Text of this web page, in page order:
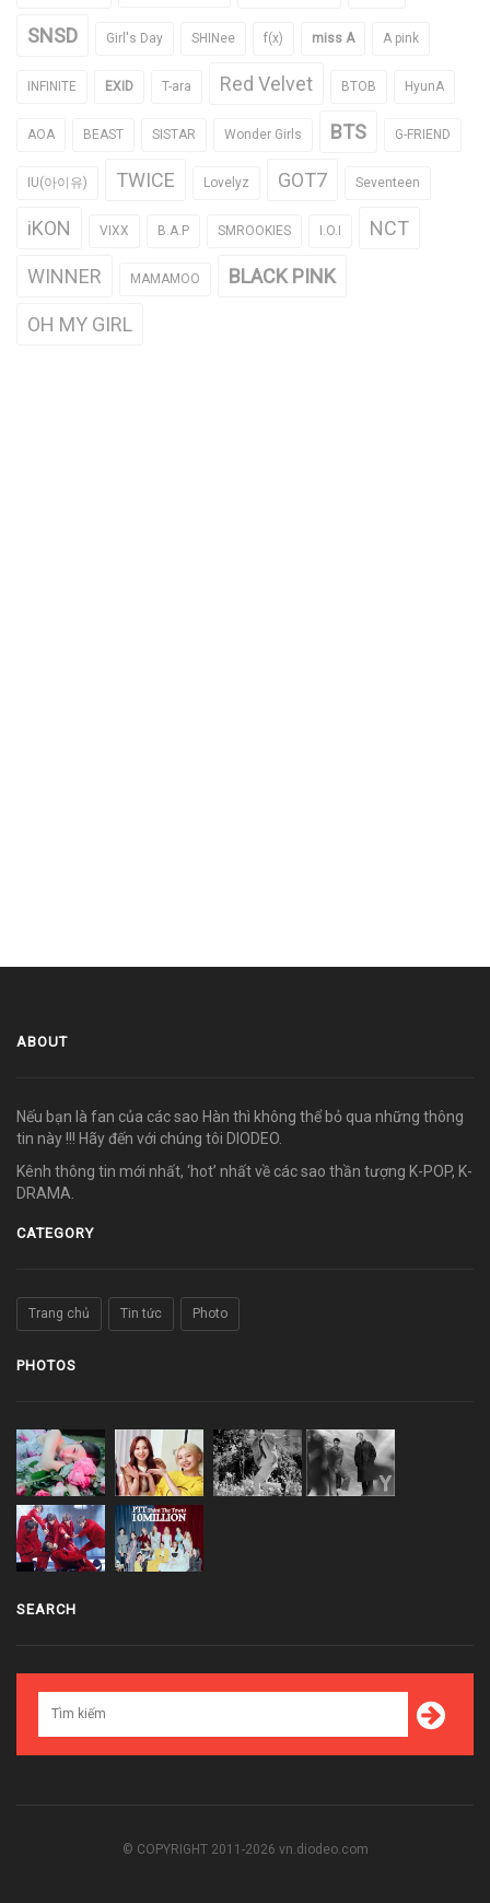
SNSD Girl's Day SHINee f(x) miss A A pink
INFINITE EXID T-ara Red Velvet BTOB HyunA
AOA BEAST SISTAR Wonder Girls BTS G-FRIEND
IU(아이유) TWICE Lovelyz GOT7 Seventeen
iKON VIXX B.A.P SMROOKIES I.O.I NCT
WINNER MAMAMOO BLACK PINK
OH MY GIRL
ABOUT
Nếu bạn là fan của các sao Hàn thì không thể bỏ qua những thông
tin này !!! Hãy đến với chúng tôi DIODEO.
Kênh thông tin mới nhất, ‘hot’ nhất về các sao thần tượng K-POP, K-
DRAMA.
CATEGORY
Trang chủ Tin tức Photo
PHOTOS
SEARCH
© COPYRIGHT 2011-2026 vn.diodeo.com